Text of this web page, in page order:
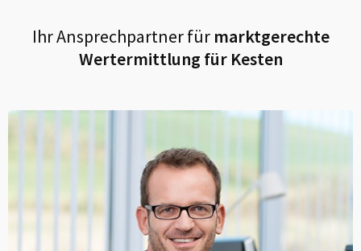
Ihr Ansprechpartner fürmarktgerechte
Wertermittlung für Kesten